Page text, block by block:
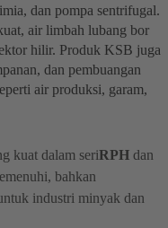
dan pompa sentrifugal.
air limbah lubang bor
hilir. Produk KSB juga
dan pembuangan
air produksi, garam,
kuat dalam seriRPH dan
bahkan
industri minyak dan